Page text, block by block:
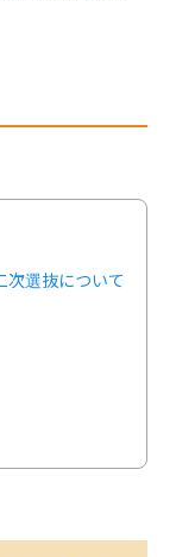
次選抜について